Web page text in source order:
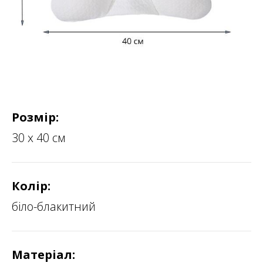
Розмір:
30 х 40 см
Колір:
біло-блакитний
Матеріал: